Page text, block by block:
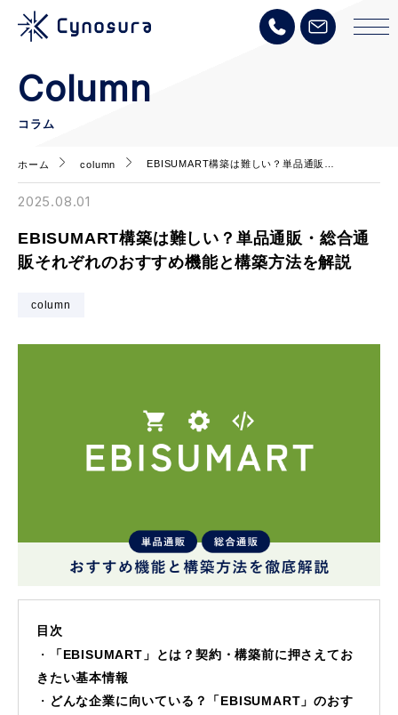
Column
コラム
ホーム column EBISUMART構築は難しい？単品通販…
2025.08.01
EBISUMART構築は難しい？単品通販・総合通
販それぞれのおすすめ機能と構築方法を解説
column
目次
「EBISUMART」とは？契約・構築前に押さえてお
きたい基本情報
どんな企業に向いている？「EBISUMART」のおす